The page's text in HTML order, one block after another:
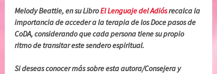
Melody Beattie, en su LibroEl Lenguaje del Adiósrecalca la
importancia de acceder a la terapia de los Doce pasos de
CoDA, considerando que cada persona tiene su propio
ritmo de transitar este sendero espiritual.
Si deseas conocer más sobre esta autora/Consejera y